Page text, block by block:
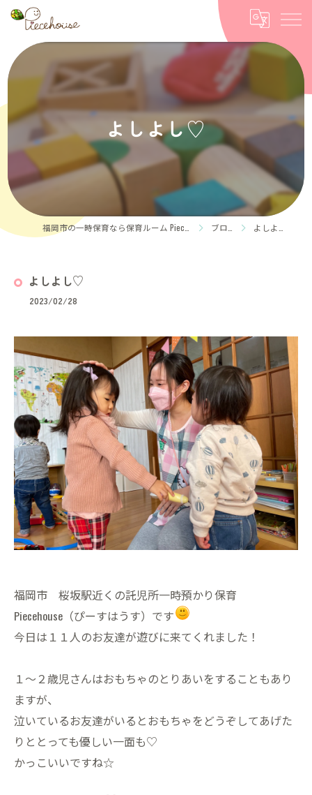
よしよし♡
ブログ よしよし♡
よしよし♡
2023/02/28
福岡市 桜坂駅近くの託児所一時預かり保育
Piecehouse（ぴーすはうす）です
今日は１１人のお友達が遊びに来てくれました！
１〜２歳児さんはおもちゃのとりあいをすることもあり
ますが、
泣いているお友達がいるとおもちゃをどうぞしてあげた
りととっても優しい一面も♡
かっこいいですね☆